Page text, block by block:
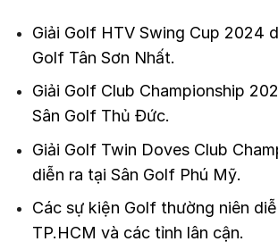
Giải Golf HTV Swing Cup 2024
Golf Tân Sơn Nhất.
Giải Golf Club Championship
Sân Golf Thủ Đức.
Giải Golf Twin Doves Club
diễn ra tại Sân Golf Phú Mỹ.
Các sự kiện Golf thường niên
TP.HCM và các tỉnh lân cận.